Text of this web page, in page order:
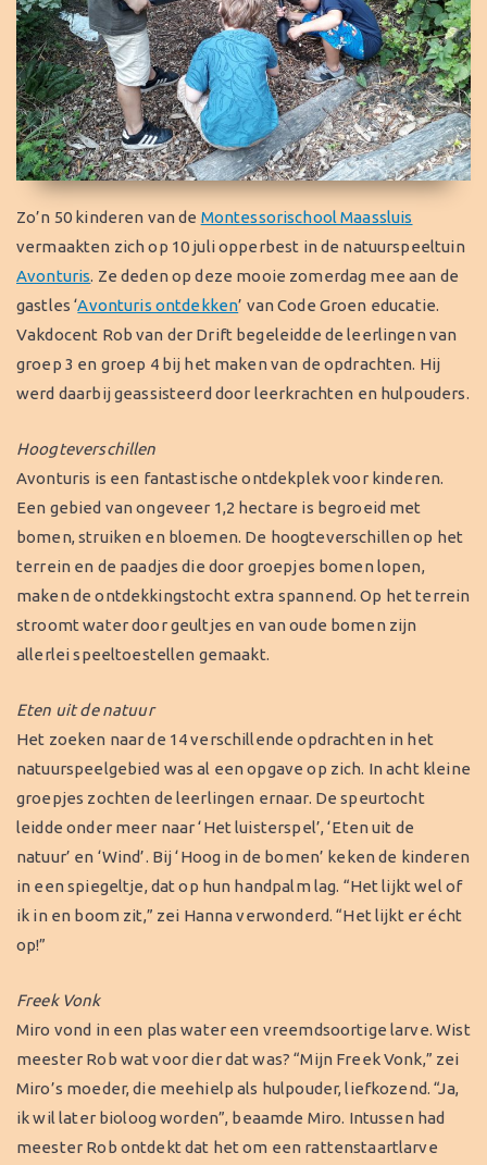
Zo’n 50 kinderen van de Montessorischool Maassluis
vermaakten zich op 10 juli opperbest in de natuurspeeltuin
Avonturis. Ze deden op deze mooie zomerdag mee aan de
gastles ‘Avonturis ontdekken’ van Code Groen educatie.
Vakdocent Rob van der Drift begeleidde de leerlingen van
groep 3 en groep 4 bij het maken van de opdrachten. Hij
werd daarbij geassisteerd door leerkrachten en hulpouders.
Hoogteverschillen
Avonturis is een fantastische ontdekplek voor kinderen.
Een gebied van ongeveer 1,2 hectare is begroeid met
bomen, struiken en bloemen. De hoogteverschillen op het
terrein en de paadjes die door groepjes bomen lopen,
maken de ontdekkingstocht extra spannend. Op het terrein
stroomt water door geultjes en van oude bomen zijn
allerlei speeltoestellen gemaakt.
Eten uit de natuur
Het zoeken naar de 14 verschillende opdrachten in het
natuurspeelgebied was al een opgave op zich. In acht kleine
groepjes zochten de leerlingen ernaar. De speurtocht
leidde onder meer naar ‘Het luisterspel’, ‘Eten uit de
natuur’ en ‘Wind’. Bij ‘Hoog in de bomen’ keken de kinderen
in een spiegeltje, dat op hun handpalm lag. “Het lijkt wel of
ik in en boom zit,” zei Hanna verwonderd. “Het lijkt er écht
op!”
Freek Vonk
Miro vond in een plas water een vreemdsoortige larve. Wist
meester Rob wat voor dier dat was? “Mijn Freek Vonk,” zei
Miro’s moeder, die meehielp als hulpouder, liefkozend. “Ja,
ik wil later bioloog worden”, beaamde Miro. Intussen had
meester Rob ontdekt dat het om een rattenstaartlarve